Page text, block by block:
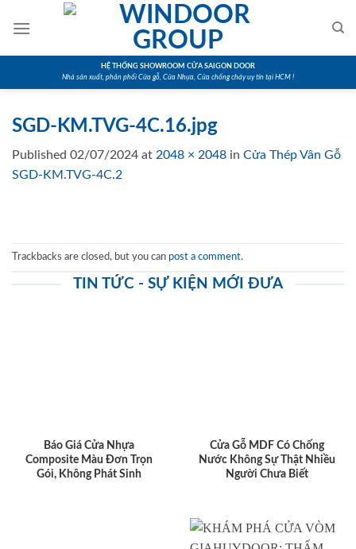
HỆ THỐNG SHOWROOM CỬA SAIGON DOOR
Nhà sản xuất, phân phối Cửa gỗ, Cửa Nhựa, Cửa chống cháy uy tín tại HCM !
SGD-KM.TVG-4C.16.jpg
Published 02/07/2024 at 2048 × 2048 in Cửa Thép Vân Gỗ
SGD-KM.TVG-4C.2
Trackbacks are closed, but you can post a comment.
TIN TỨC - SỰ KIỆN MỚI ĐƯA
Báo Giá Cửa Nhựa
Composite Màu Đơn Trọn
Gói, Không Phát Sinh
Cửa Gỗ MDF Có Chống
Nước Không Sự Thật Nhiều
Người Chưa Biết